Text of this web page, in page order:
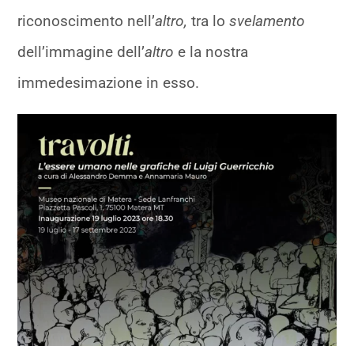
riconoscimento nell’altro,tra lo svelamento
dell’immagine dell’altro e la nostra
immedesimazione in esso.